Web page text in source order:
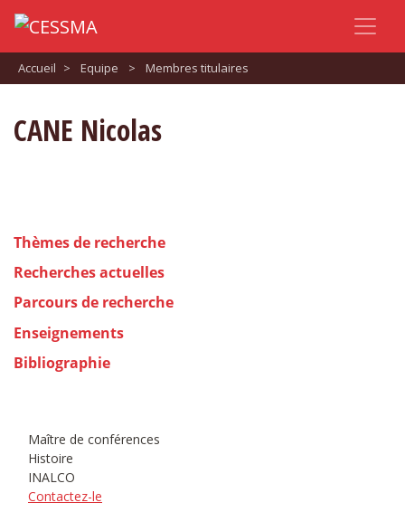
Accueil > Equipe > Membres titulaires
CANE Nicolas
Thèmes de recherche
Recherches actuelles
Parcours de recherche
Enseignements
Bibliographie
Maître de conférences
Histoire
INALCO
Contactez-le